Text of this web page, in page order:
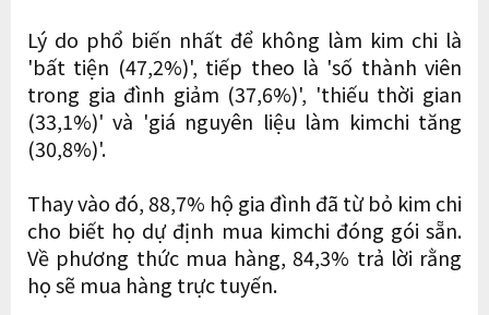
Lý do phổ biến nhất để không làm kim chi là
'bất tiện (47,2%)', tiếp theo là 'số thành viên
trong gia đình giảm (37,6%)', 'thiếu thời gian
(33,1%)' và 'giá nguyên liệu làm kimchi tăng
(30,8%)'.
Thay vào đó, 88,7% hộ gia đình đã từ bỏ kim chi
cho biết họ dự định mua kimchi đóng gói sẵn.
Về phương thức mua hàng, 84,3% trả lời rằng
họ sẽ mua hàng trực tuyến.